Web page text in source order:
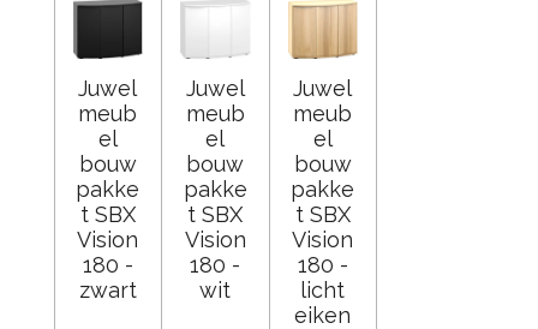
Juwel
meub
el
bouw
pakke
t SBX
Vision
180 -
zwart
Juwel
meub
el
bouw
pakke
t SBX
Vision
180 -
wit
Juwel
meub
el
bouw
pakke
t SBX
Vision
180 -
licht
eiken